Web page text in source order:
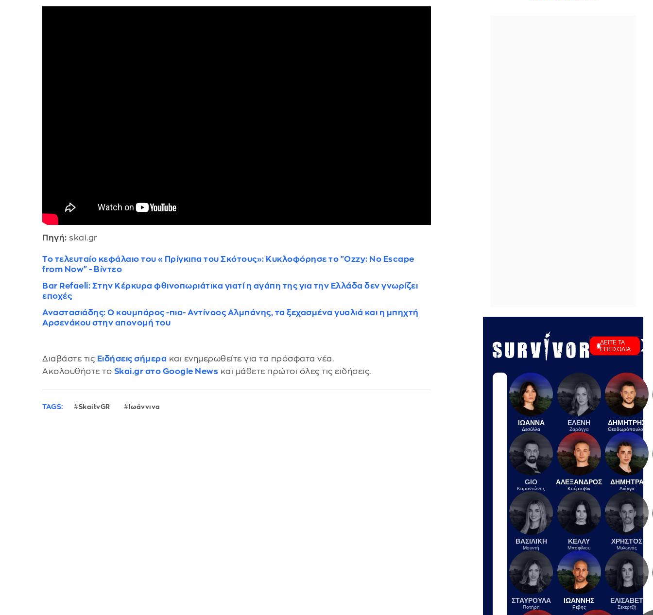
Πηγή: skai.gr
Το τελευταίο κεφάλαιο του «Πρίγκιπα του Σκότους»: Κυκλοφόρησε το "Ozzy: No Escape
from Now" - Βίντεο
Bar Refaeli: Στην Κέρκυρα φθινοπωριάτικα γιατί η αγάπη της για την Ελλάδα δεν γνωρίζει
εποχές
Αναστασιάδης: Ο κουμπάρος -πια- Αντίνοος Αλμπάνης, τα ξεχασμένα γυαλιά και η μπηχτή
Αρσενάκου στην απονομή του
Διαβάστε τις Ειδήσεις σήμερα και ενημερωθείτε για τα πρόσφατα νέα.
Ακολουθήστε το Skai.gr στο Google News και μάθετε πρώτοι όλες τις ειδήσεις.
TAGS: SkaitvGR Ιωάννινα
Παναθηναϊκό για την ΤΣΣΚΑ 1948 -
Άλλαξαν όλη την 11άδα οι Βούλγαροι
IN 56 MINUTES
Ιβάν Σβιτάιλο: Ατύχημα στις διακοπές
του - «Θα σηκωθώ πιο δυνατός»
IN 54 MINUTES
Λίβανος: Αναφέρει ισραηλινή
εισβολή σε ένα χωριό του νότου
παρά την ανάπτυξη του λιβανικού
στρατού
IN 43 MINUTES